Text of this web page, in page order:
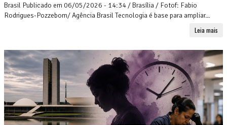
Brasil Publicado em 06/05/2026 - 14:34 / Brasília / Fotof: Fabio
Rodrigues-Pozzebom/ Agência Brasil Tecnologia é base para ampliar...
Leia mais